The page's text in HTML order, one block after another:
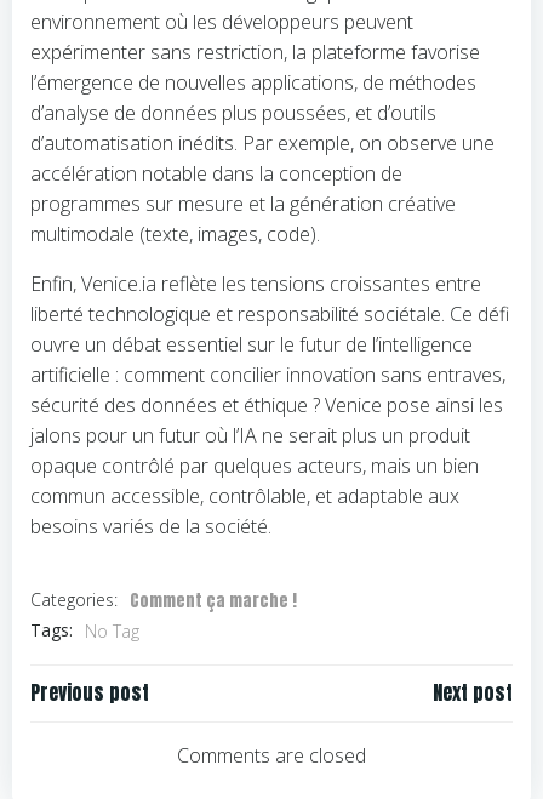
environnement où les développeurs peuvent
expérimenter sans restriction, la plateforme favorise
l’émergence de nouvelles applications, de méthodes
d’analyse de données plus poussées, et d’outils
d’automatisation inédits. Par exemple, on observe une
accélération notable dans la conception de
programmes sur mesure et la génération créative
multimodale (texte, images, code).
Enfin, Venice.ia reflète les tensions croissantes entre
liberté technologique et responsabilité sociétale. Ce défi
ouvre un débat essentiel sur le futur de l’intelligence
artificielle : comment concilier innovation sans entraves,
sécurité des données et éthique ? Venice pose ainsi les
jalons pour un futur où l’IA ne serait plus un produit
opaque contrôlé par quelques acteurs, mais un bien
commun accessible, contrôlable, et adaptable aux
besoins variés de la société.
Categories: Comment ça marche !
Tags: No Tag
Navigation
Previous post
l’article
Next post
Comments are closed